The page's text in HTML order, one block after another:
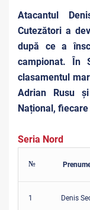
Atacantul
Cutezători a
după ce a
campionat. În
clasamentul
Adrian Rusu
Național,
Seria Nord
№
1 Denis